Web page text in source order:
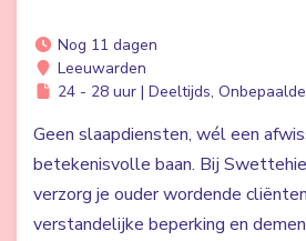
Nog 11 dagen
Leeuwarden
24 - 28 uur | Deeltijds,
Geen slaapdiensten, wél een
betekenisvolle baan. Bij
verzorg je ouder wordende
verstandelijke beperking en